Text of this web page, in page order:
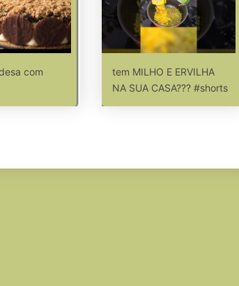
com
tem MILHO E ERVILHA
NA SUA CASA??? #shorts